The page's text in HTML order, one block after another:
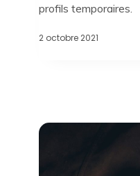
profils temporaires.
2 octobre 2021